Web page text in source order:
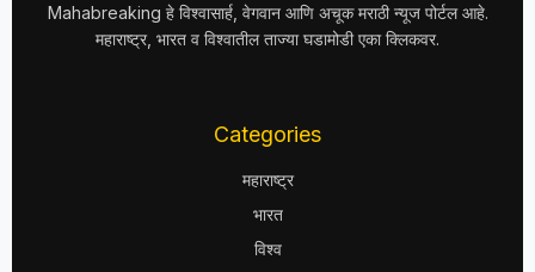
Mahabreaking हे विश्वासार्ह, वेगवान आणि अचूक मराठी न्यूज पोर्टल आहे.
महाराष्ट्र, भारत व विश्वातील ताज्या घडामोडी एका क्लिकवर.
Categories
महाराष्ट्र
भारत
विश्व